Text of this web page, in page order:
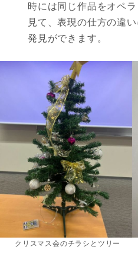
時には同じ作品をオペ
見て、表現の仕方の違
発見ができます。
クリスマス会のチラシとツリー